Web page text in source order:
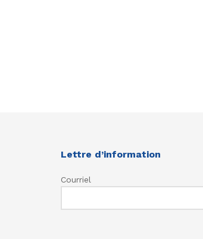
Lettre d’information
Courriel